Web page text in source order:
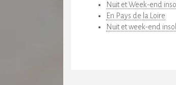
Nuit et Week-end
En Pays de la Loire
Nuit et week-end